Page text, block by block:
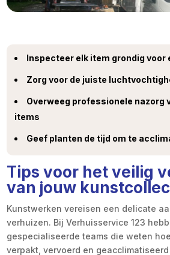
Inspecteer elk item grondig voor
Zorg voor de juiste
Overweeg professionele nazorg
items
Geef planten de tijd om te
Tips voor het veilig
van jouw
Kunstwerken vereisen een delicate
verhuizen. Bij Verhuisservice 123
gespecialiseerde teams die weten
verpakt, vervoerd en